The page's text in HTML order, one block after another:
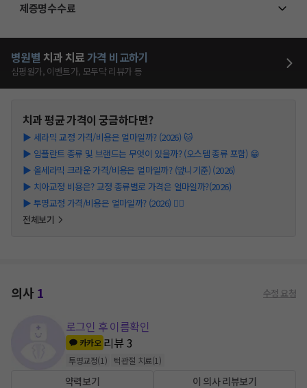
제증명수수료
병원별 치과 치료가격 비교하기
심평원가, 이벤트가, 모두닥 리뷰가 등
치과평균 가격이 궁금하다면?
▶ 세라믹 교정 가격/비용은 얼마일까? (2026) 🐱
▶ 임플란트 종류 및 브랜드는 무엇이 있을까? (오스템 종류 포함) 😁
▶ 올세라믹 크라운 가격/비용은 얼마일까? (앞니기준) (2026)
▶ 치아교정 비용은? 교정 종류별로 가격은 얼마일까?(2026)
▶ 투명교정 가격/비용은 얼마일까? (2026) 👩‍⚕️
전체보기
의사1 수정 요청
로그인 후 이름확인
카카오 리뷰3
투명교정(1 ) 턱관절 치료(1 )
약력보기 이 의사 리뷰보기